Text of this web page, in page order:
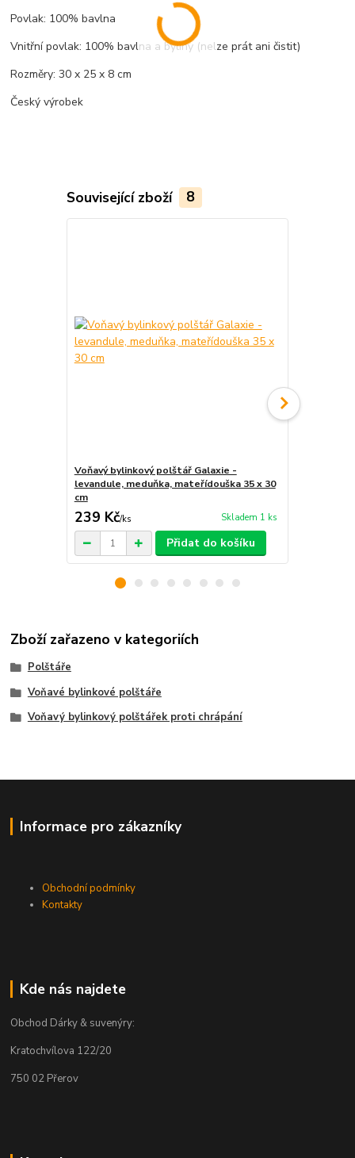
Povlak: 100% bavlna
Vnitřní povlak: 100% bavlna a byliny (nelze prát ani čistit)
Rozměry: 30 x 25 x 8 cm
Český výrobek
Související zboží 8
Voňavý bylinkový polštář Galaxie -
levandule, meduňka, mateřídouška 35 x 30
cm
239 Kč/ks Skladem 1 ks
Přidat do košíku
Zboží zařazeno v kategoriích
Polštáře
Voňavé bylinkové polštáře
Voňavý bylinkový polštářek proti chrápání
Informace pro zákazníky
Obchodní podmínky
Kontakty
Kde nás najdete
Obchod Dárky & suvenýry:
Kratochvílova 122/20
750 02 Přerov